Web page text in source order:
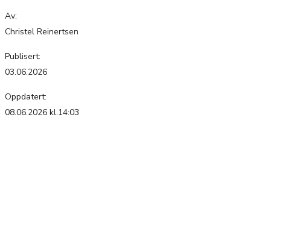
Av:
Christel Reinertsen
Publisert:
03.06.2026
Oppdatert:
08.06.2026 kl.14:03